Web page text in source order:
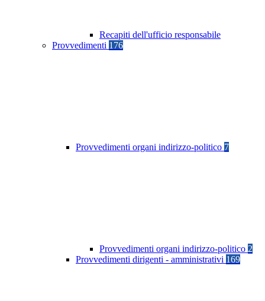
Recapiti dell'ufficio responsabile
Provvedimenti 176
Provvedimenti organi indirizzo-politico 7
Provvedimenti organi indirizzo-politico 2
Provvedimenti dirigenti - amministrativi 169